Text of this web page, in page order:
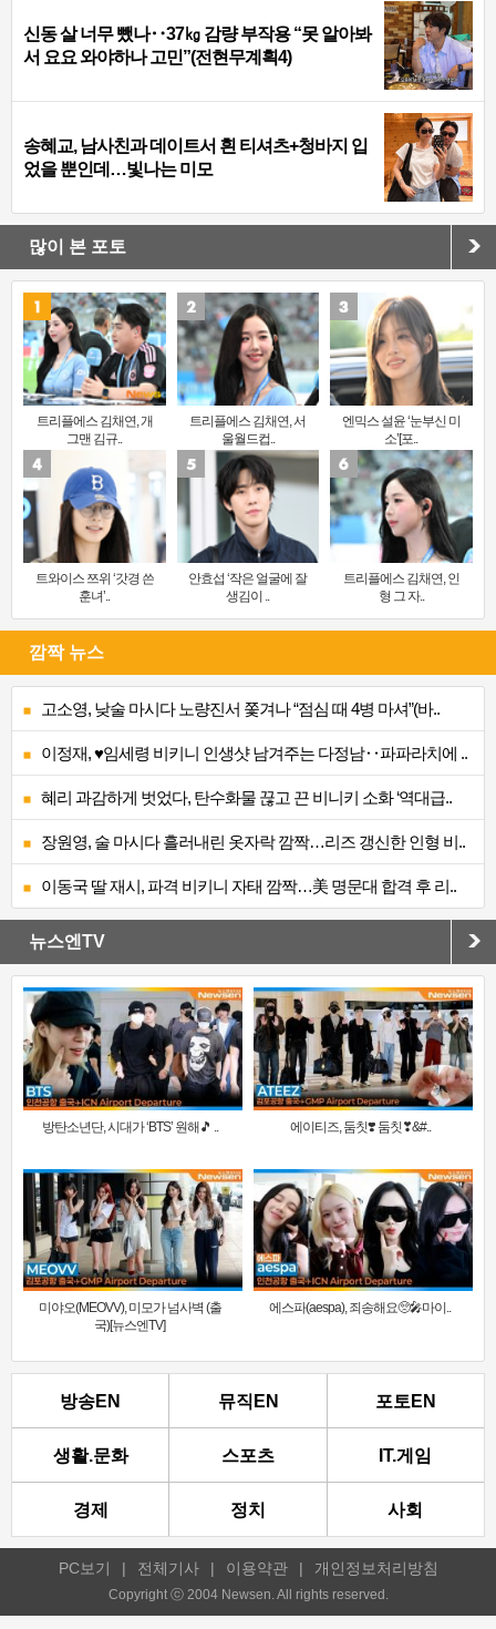
신동 살 너무 뺐나‥37㎏ 감량 부작용 “못 알아봐
서 요요 와야하나 고민”(전현무계획4)
송혜교, 남사친과 데이트서 흰 티셔츠+청바지 입
었을 뿐인데…빛나는 미모
많이 본 포토
트리플에스 김채연, 개
그맨 김규..
트리플에스 김채연, 서
울월드컵..
엔믹스 설윤 ‘눈부신 미
소’[포..
트와이스 쯔위 ‘갓경 쓴
훈녀’..
안효섭 ‘작은 얼굴에 잘
생김이 ..
트리플에스 김채연, 인
형 그 자..
깜짝 뉴스
고소영, 낮술 마시다 노량진서 쫓겨나 “점심 때 4병 마셔”(바..
이정재, ♥임세령 비키니 인생샷 남겨주는 다정남‥파파라치에 ..
혜리 과감하게 벗었다, 탄수화물 끊고 끈 비니키 소화 ‘역대급..
장원영, 술 마시다 흘러내린 옷자락 깜짝…리즈 갱신한 인형 비..
이동국 딸 재시, 파격 비키니 자태 깜짝…美 명문대 합격 후 리..
뉴스엔TV
방탄소년단, 시대가 ‘BTS’ 원해🎵 .. 에이티즈, 둠칫❣️ 둠칫❣&#..
미야오(MEOVV), 미모가 넘사벽 (출
국)[뉴스엔TV]
에스파(aespa), 죄송해요🥺🎤마이..
방송EN 뮤직EN 포토EN
생활.문화 스포츠 IT.게임
경제 정치 사회
PC보기 | 전체기사 | 이용약관 | 개인정보처리방침
Copyright ⓒ 2004 Newsen. All rights reserved.